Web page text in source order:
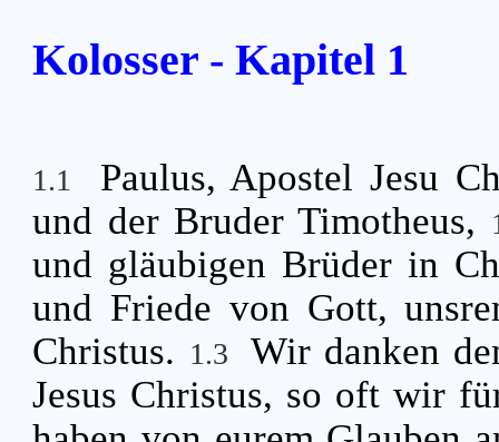
Kolosser - Kapitel 1
1.1
Paulus, Apostel Jesu
und der Bruder Timotheus,
und gläubigen Brüder in
und Friede von Gott,
Christus. 1.3
Wir danken
Jesus Christus, so oft wir